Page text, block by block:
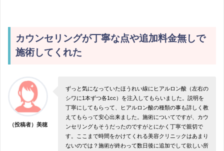
カウンセリングが丁寧な点や追加料金無しで
施術してくれた
（投稿者）美穂
ずっと気になっていたほうれい線にヒアルロン酸（左右の
シワに1本ずつ各1cc）を注入してもらいました。説明を
丁寧にしてもらって、ヒアルロン酸の種類の事も詳しく教
えてもらって安心出来ました。施術についてですが、カウ
ンセリングもそうだったのですがとにかく丁寧で親切で
す。ここまで時間をかけてくれる美容クリニックはあまり
ないのでは？施術が終わって数日後に追加でして欲しい所